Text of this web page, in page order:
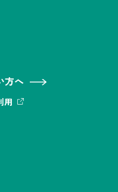
方へ
用